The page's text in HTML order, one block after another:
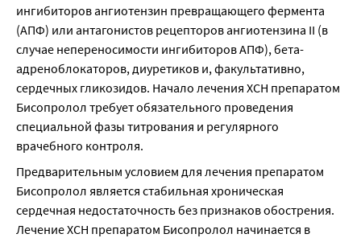
ингибиторов ангиотензин превращающего фермента
(АПФ) или антагонистов рецепторов ангиотензина II (в
случае непереносимости ингибиторов АПФ), бета-
адреноблокаторов, диуретиков и, факультативно,
сердечных гликозидов. Начало лечения ХСН препаратом
Бисопролол требует обязательного проведения
специальной фазы титрования и регулярного
врачебного контроля.
Предварительным условием для лечения препаратом
Бисопролол является стабильная хроническая
сердечная недостаточность без признаков обострения.
Лечение ХСН препаратом Бисопролол начинается в